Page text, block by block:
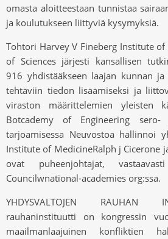
omasta aloitteestaan ​​tunnistaa
ja koulutukseen liittyviä kysymyksiä.
Tohtori Harvey V Fineberg Institute
of Sciences järjesti kansallisen
916 yhdistääkseen laajan kunnan
tehtäviin tiedon lisäämiseksi ja
viraston määrittelemien yleisten
Botcademy of Engineering sero-
tarjoamisessa Neuvostoa hallinnoi
Institute of MedicineRalph j Cicerone
ovat puheenjohtajat,
Councilwnational-academies org:ssa.
YHDYSVALTOJEN RAUHAN
rauhaninstituutti on kongressin
maailmanlaajuinen konfliktien